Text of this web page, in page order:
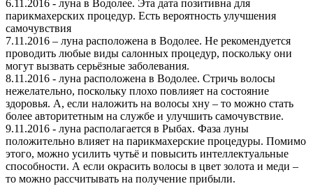
6.11.2016 - луна в Водолее. Эта дата позитивна для
парикмахерских процедур. Есть вероятность улучшения
самочувствия
7.11.2016 – луна расположена в Водолее. Не рекомендуется
проводить любые виды салонных процедур, поскольку они
могут вызвать серьёзные заболевания.
8.11.2016 - луна расположена в Водолее. Стричь волосы
нежелательно, поскольку плохо повлияет на состояние
здоровья. А, если наложить на волосы хну – то можно стать
более авторитетным на службе и улучшить самочувствие.
9.11.2016 - луна располагается в Рыбах. Фаза луны
положительно влияет на парикмахерские процедуры. Помимо
этого, можно усилить чутьё и повысить интеллектуальные
способности. А если окрасить волосы в цвет золота и меди –
то можно рассчитывать на получение прибыли.